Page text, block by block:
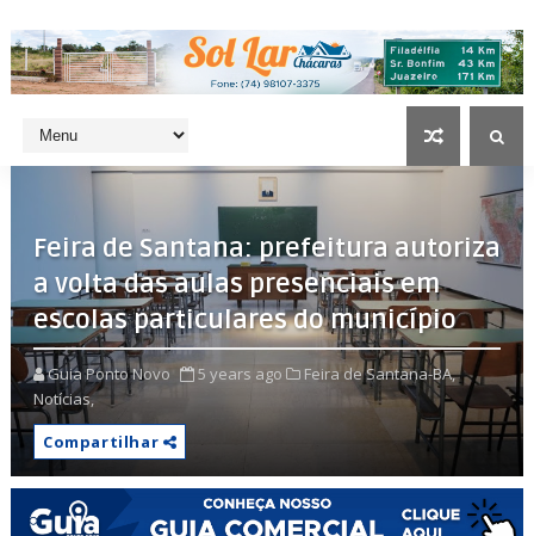
Feira de Santana: prefeitura autoriza
a volta das aulas presenciais em
escolas particulares do município
Guia Ponto Novo 5 years ago
Feira de Santana-BA,
Notícias,
Compartilhar